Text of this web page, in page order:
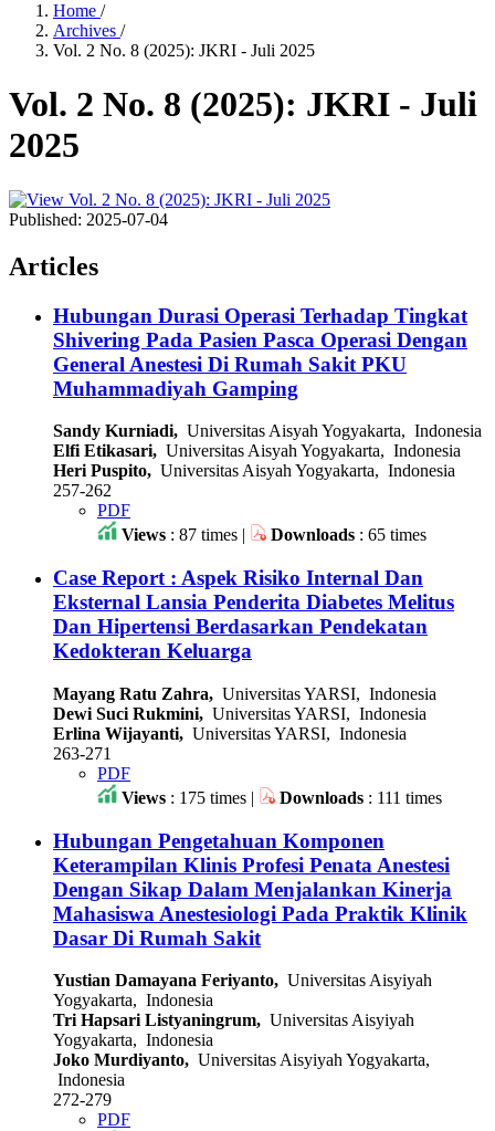
Home /
Archives /
Vol. 2 No. 8 (2025): JKRI - Juli 2025
Vol. 2 No. 8 (2025): JKRI - Juli
2025
Published: 2025-07-04
Articles
Hubungan Durasi Operasi Terhadap Tingkat
Shivering Pada Pasien Pasca Operasi Dengan
General Anestesi Di Rumah Sakit PKU
Muhammadiyah Gamping
Sandy Kurniadi, Universitas Aisyah Yogyakarta, Indonesia
Elfi Etikasari, Universitas Aisyah Yogyakarta, Indonesia
Heri Puspito, Universitas Aisyah Yogyakarta, Indonesia
257-262
PDF
Views : 87 times | Downloads : 65 times
Case Report : Aspek Risiko Internal Dan
Eksternal Lansia Penderita Diabetes Melitus
Dan Hipertensi Berdasarkan Pendekatan
Kedokteran Keluarga
Mayang Ratu Zahra, Universitas YARSI, Indonesia
Dewi Suci Rukmini, Universitas YARSI, Indonesia
Erlina Wijayanti, Universitas YARSI, Indonesia
263-271
PDF
Views : 175 times | Downloads : 111 times
Hubungan Pengetahuan Komponen
Keterampilan Klinis Profesi Penata Anestesi
Dengan Sikap Dalam Menjalankan Kinerja
Mahasiswa Anestesiologi Pada Praktik Klinik
Dasar Di Rumah Sakit
Yustian Damayana Feriyanto, Universitas Aisyiyah
Yogyakarta, Indonesia
Tri Hapsari Listyaningrum, Universitas Aisyiyah
Yogyakarta, Indonesia
Joko Murdiyanto, Universitas Aisyiyah Yogyakarta,
Indonesia
272-279
PDF